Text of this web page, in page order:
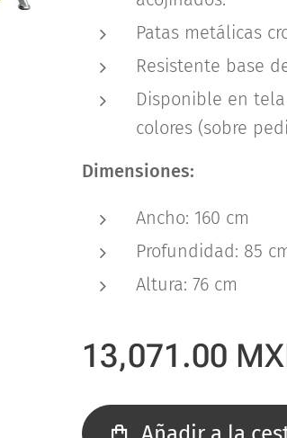
Patas metálicas
Resistente base
Disponible en
colores (sobre
Dimensiones:
Ancho: 160 cm
Profundidad: 85
Altura: 76 cm
13,071.00